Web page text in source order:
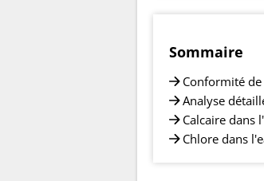
Sommaire
Conformité
Analyse
Calcaire dans
Chlore dans